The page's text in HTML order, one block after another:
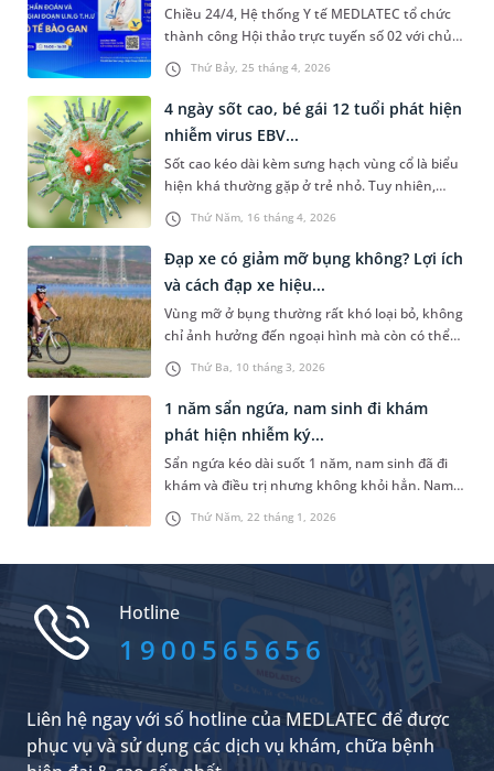
Thứ Bảy, 25 tháng 4, 2026
Chiều 24/4, Hệ thống Y tế MEDLATEC tổ chức
thành công Hội thảo trực tuyến số 02 với chủ
đề “Cập nhật chẩn đoán và phân loại giai đoạn
ung thư biểu mô tế bào gan”. Chương trình có
sự tham gia của ThS.BSNT Lưu Tuấn Thành -,
Phó Giám đốc Trung tâm Tiêu hóa, Hệ thống Y
tế MEDLATEC.
Thứ Năm, 16 tháng 4, 2026
4 ngày sốt cao, bé gái 12 tuổi phát hiện
nhiễm virus EBV...
Sốt cao kéo dài kèm sưng hạch vùng cổ là biểu
hiện khá thường gặp ở trẻ nhỏ. Tuy nhiên,
trong một số trường hợp, đây có thể là dấu
hiệu cảnh báo bệnh lý nhiễm trùng tiềm ẩn với
nguy cơ biến chứng nặng. Trường hợp bé gái
12 tuổi dưới đây là minh chứng điển hình khi
được chẩn đoán nhiễm EBV kèm viêm gan cấp
và giảm tiểu cầu.
Thứ Ba, 10 tháng 3, 2026
Đạp xe có giảm mỡ bụng không? Lợi ích
và cách đạp xe hiệu...
Vùng mỡ ở bụng thường rất khó loại bỏ, không
chỉ ảnh hưởng đến ngoại hình mà còn có thể
liên quan đến nhiều vấn đề sức khỏe. Đạp xe là
một trong những hình thức vận động đơn giản,
được nhiều người lựa chọn vì dễ tiếp cận và dễ
thực hiện. Vậy đạp xe có giảm mỡ bụng không?
Những chia sẻ dưới đây sẽ giúp bạn hiểu rõ vấn
đề hơn.
Thứ Năm, 22 tháng 1, 2026
1 năm sẩn ngứa, nam sinh đi khám
phát hiện nhiễm ký...
Sẩn ngứa kéo dài suốt 1 năm, nam sinh đã đi
khám và điều trị nhưng không khỏi hẳn. Nam
sinh may mắn chấm dứt các tình trạng ngứa
ngáy, khó chịu này khi đến khám tại Phòng
Hotline
1900565656
Liên hệ ngay với số hotline của MEDLATEC để được
phục vụ và sử dụng các dịch vụ khám, chữa bệnh